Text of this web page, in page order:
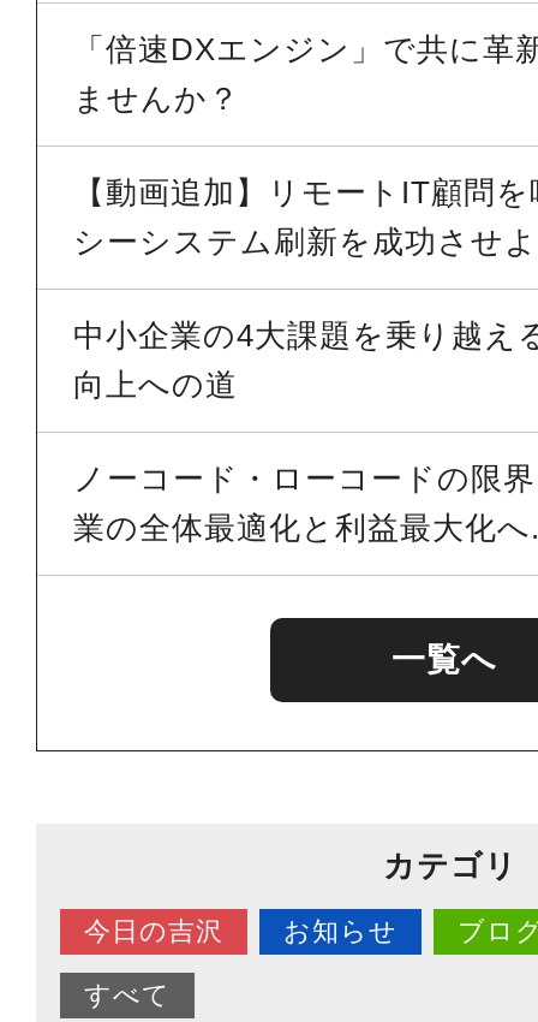
「倍速DXエンジン」で共に革
ませんか？
【動画追加】リモートIT顧問
シーシステム刷新を成功させ
中小企業の4大課題を乗り越え
向上への道
ノーコード・ローコードの限
業の全体最適化と利益最大化
一覧へ
カテゴリ
今日の吉沢 お知らせ ブロ
すべて